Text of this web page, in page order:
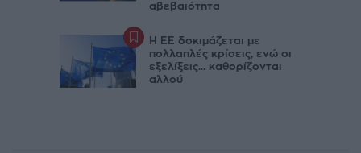
αβεβαιότητα
Η ΕΕ δοκιμάζεται με
πολλαπλές κρίσεις, ενώ οι
εξελίξεις... καθορίζονται
αλλού